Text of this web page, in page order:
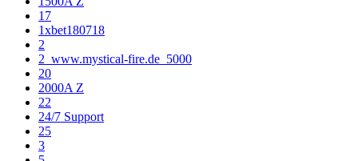
17
1xbet180718
2
2_www.mystical-fire.de_5000
20
2000A Z
22
24/7 Support
25
3